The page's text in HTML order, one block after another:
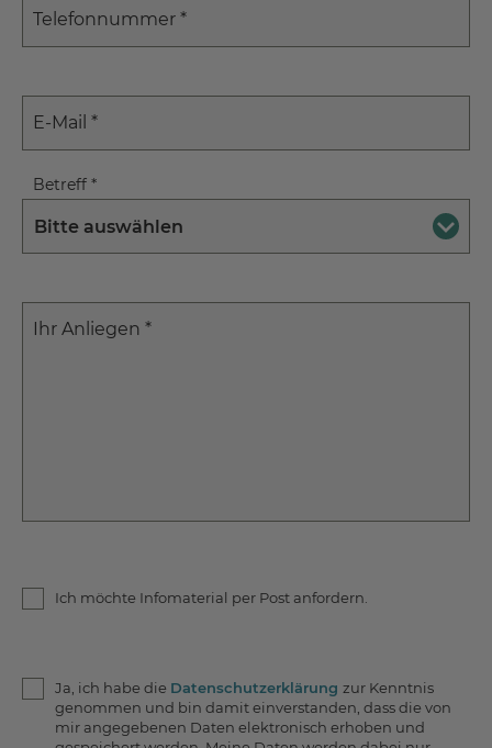
Telefonnummer *
E-Mail *
Bitte auswählen
Betreff *
Ihr Anliegen *
Ich möchte Infomaterial per Post anfordern.
Ja, ich habe die Datenschutzerklärung zur Kenntnis
genommen und bin damit einverstanden, dass die von
mir angegebenen Daten elektronisch erhoben und